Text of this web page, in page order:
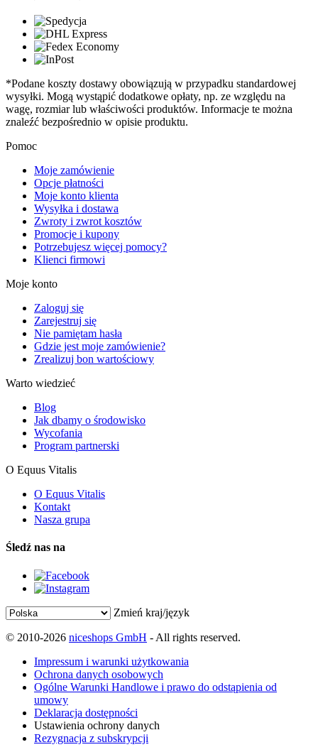
*Podane koszty dostawy obowiązują w przypadku standardowej
wysyłki. Mogą wystąpić dodatkowe opłaty, np. ze względu na
wagę, rozmiar lub właściwości produktów. Informacje te można
znaleźć bezpośrednio w opisie produktu.
Pomoc
Moje zamówienie
Opcje płatności
Moje konto klienta
Wysyłka i dostawa
Zwroty i zwrot kosztów
Promocje i kupony
Potrzebujesz więcej pomocy?
Klienci firmowi
Moje konto
Zaloguj się
Zarejestruj się
Nie pamiętam hasła
Gdzie jest moje zamówienie?
Zrealizuj bon wartościowy
Warto wiedzieć
Blog
Jak dbamy o środowisko
Wycofania
Program partnerski
O Equus Vitalis
O Equus Vitalis
Kontakt
Nasza grupa
Śledź nas na
Zmień kraj/język
© 2010-2026 niceshops GmbH - All rights reserved.
Impressum i warunki użytkowania
Ochrona danych osobowych
Ogólne Warunki Handlowe i prawo do odstąpienia od
umowy
Deklaracja dostępności
Ustawienia ochrony danych
Rezygnacja z subskrypcji